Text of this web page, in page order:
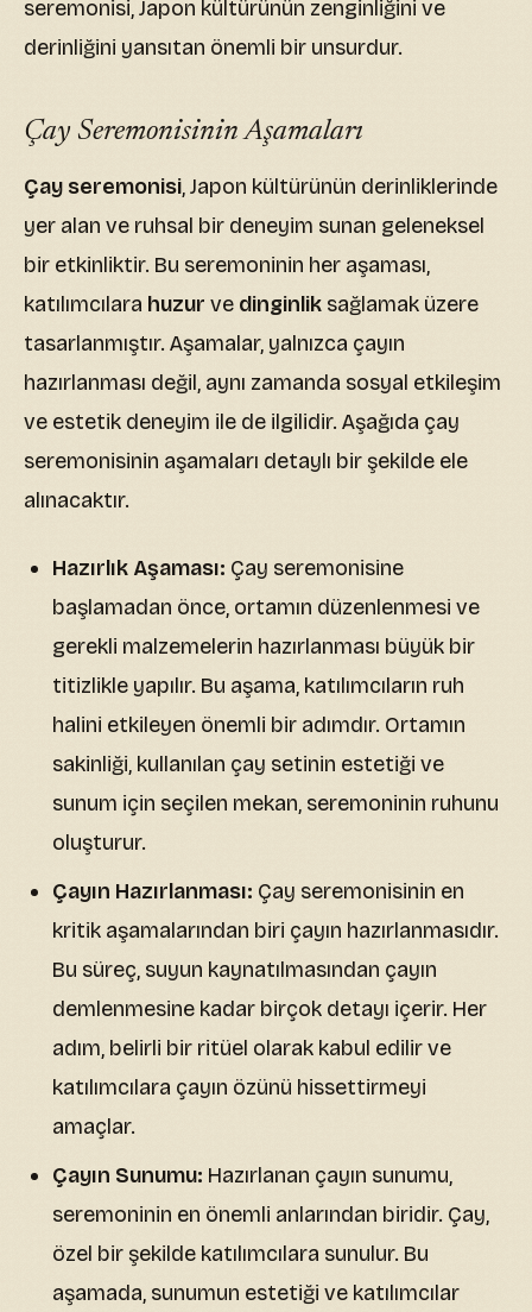
seremonisi, Japon kültürünün zenginliğini ve
derinliğini yansıtan önemli bir unsurdur.
Çay Seremonisinin Aşamaları
Çay seremonisi, Japon kültürünün derinliklerinde
yer alan ve ruhsal bir deneyim sunan geleneksel
bir etkinliktir. Bu seremoninin her aşaması,
katılımcılara huzur ve dinginlik sağlamak üzere
tasarlanmıştır. Aşamalar, yalnızca çayın
hazırlanması değil, aynı zamanda sosyal etkileşim
ve estetik deneyim ile de ilgilidir. Aşağıda çay
seremonisinin aşamaları detaylı bir şekilde ele
alınacaktır.
Hazırlık Aşaması: Çay seremonisine
başlamadan önce, ortamın düzenlenmesi ve
gerekli malzemelerin hazırlanması büyük bir
titizlikle yapılır. Bu aşama, katılımcıların ruh
halini etkileyen önemli bir adımdır. Ortamın
sakinliği, kullanılan çay setinin estetiği ve
sunum için seçilen mekan, seremoninin ruhunu
oluşturur.
Çayın Hazırlanması: Çay seremonisinin en
kritik aşamalarından biri çayın hazırlanmasıdır.
Bu süreç, suyun kaynatılmasından çayın
demlenmesine kadar birçok detayı içerir. Her
adım, belirli bir ritüel olarak kabul edilir ve
katılımcılara çayın özünü hissettirmeyi
amaçlar.
Çayın Sunumu: Hazırlanan çayın sunumu,
seremoninin en önemli anlarından biridir. Çay,
özel bir şekilde katılımcılara sunulur. Bu
aşamada, sunumun estetiği ve katılımcılar